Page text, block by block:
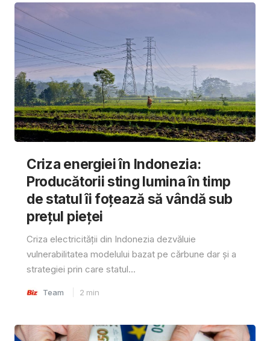
Criza energiei în Indonezia:
Producătorii sting lumina în timp
de statul îi foțează să vândă sub
prețul pieței
Criza electricității din Indonezia dezvăluie
vulnerabilitatea modelului bazat pe cărbune dar și a
strategiei prin care statul...
Team 2 min